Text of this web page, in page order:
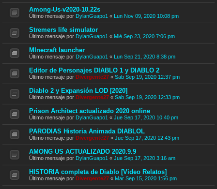
Among-Us-v2020-10.22s
Último mensaje por DylanGuapo1 « Lun Nov 09, 2020 10:08 pm
Stremers life simulator
Último mensaje por DylanGuapo1 « Mié Sep 23, 2020 7:06 pm
MInecraft launcher
Último mensaje por DylanGuapo1 « Lun Sep 21, 2020 8:38 pm
Editor de Personajes DIABLO 1 y DIABLO 2
Último mensaje por Divergente27 « Sab Sep 19, 2020 12:37 pm
Diablo 2 y Expansión LOD [2020]
Último mensaje por Divergente27 « Sab Sep 19, 2020 12:33 pm
Prison Architect actualizado 2020 online
Último mensaje por DylanGuapo1 « Jue Sep 17, 2020 10:40 pm
PARODIAS Historia Animada DIABLOL
Último mensaje por Divergente27 « Jue Sep 17, 2020 12:43 pm
AMONG US ACTUALIZADO 2020.9.9
Último mensaje por DylanGuapo1 « Jue Sep 17, 2020 3:16 am
HISTORIA completa de Diablo [Video Relatos]
Último mensaje por Divergente27 « Mar Sep 15, 2020 1:56 pm